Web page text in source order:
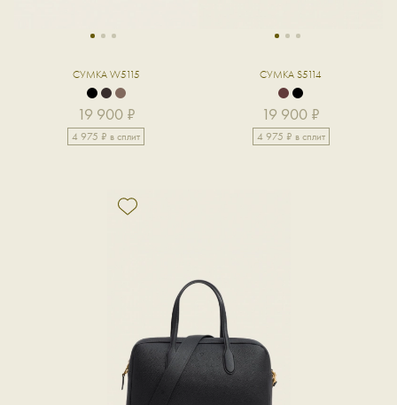
1 2 3
СУМКА W5115
19 900 ₽
4 975 ₽ в сплит
1 2 3
СУМКА S5114
19 900 ₽
4 975 ₽ в сплит